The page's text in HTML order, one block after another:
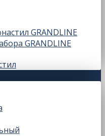
GRANDLINE
GRANDLINE